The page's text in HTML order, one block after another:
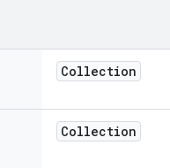
Collection
Collection